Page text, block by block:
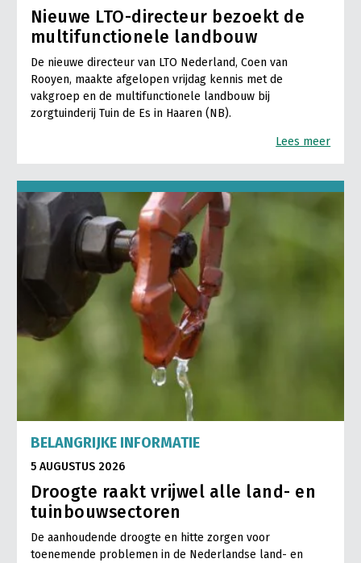
Nieuwe LTO-directeur bezoekt de
multifunctionele landbouw
De nieuwe directeur van LTO Nederland, Coen van
Rooyen, maakte afgelopen vrijdag kennis met de
vakgroep en de multifunctionele landbouw bij
zorgtuinderij Tuin de Es in Haaren (NB).
Lees meer
BELANGRIJKE INFORMATIE
5 AUGUSTUS 2026
Droogte raakt vrijwel alle land- en
tuinbouwsectoren
De aanhoudende droogte en hitte zorgen voor
toenemende problemen in de Nederlandse land- en